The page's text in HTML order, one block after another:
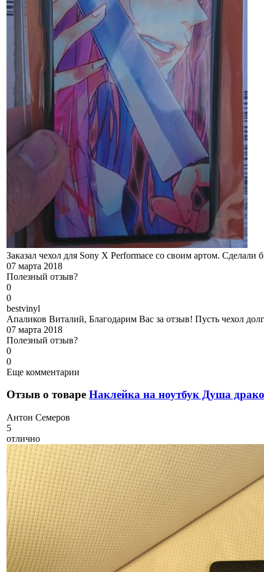
Заказал чехол для Sony X Performace со своим артом. Сделали
07 марта 2018
Полезный отзыв?
0
0
bestvinyl
Апаликов Виталий, Благодарим Вас за отзыв! Пусть чехол
07 марта 2018
Полезный отзыв?
0
0
Еще комментарии
Отзыв о товаре Наклейка на ноутбук Душа
Антон Семеров
5
отлично